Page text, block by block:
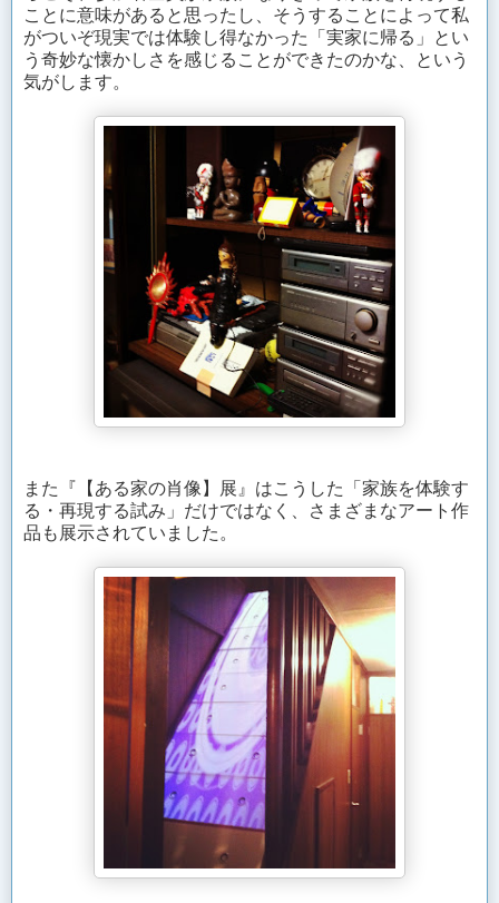
ことに意味があると思ったし、そうすることによって私
がついぞ現実では体験し得なかった「実家に帰る」とい
う奇妙な懐かしさを感じることができたのかな、という
気がします。
また『【ある家の肖像】展』はこうした「家族を体験す
る・再現する試み」だけではなく、さまざまなアート作
品も展示されていました。